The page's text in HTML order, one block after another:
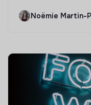
Noëmie Martin-